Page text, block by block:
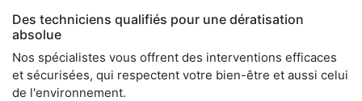
Des techniciens qualifiés pour une dératisation
absolue
Nos spécialistes vous offrent des interventions efficaces
et sécurisées, qui respectent votre bien-être et aussi celui
de l'environnement.